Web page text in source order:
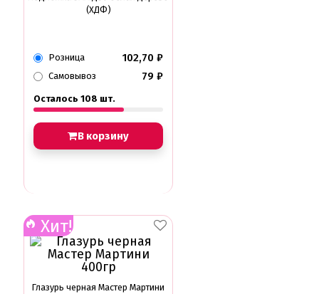
(ХДФ)
Розница 102,70 ₽
Самовывоз 79 ₽
Осталось 108 шт.
В корзину
Хит!
Глазурь черная Мастер Мартини